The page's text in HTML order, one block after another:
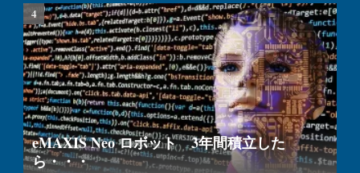
eMAXIS Neo ロボット 3年間積立した
ら・・・